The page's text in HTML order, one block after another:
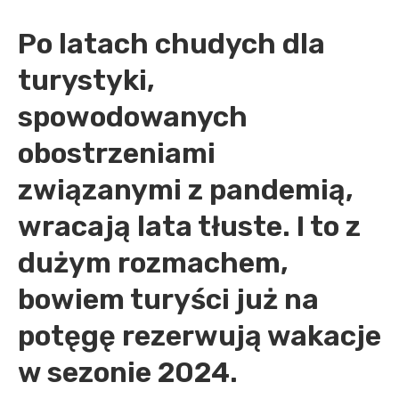
Po latach chudych dla
turystyki,
spowodowanych
obostrzeniami
związanymi z pandemią,
wracają lata tłuste. I to z
dużym rozmachem,
bowiem turyści już na
potęgę rezerwują wakacje
w sezonie 2024.